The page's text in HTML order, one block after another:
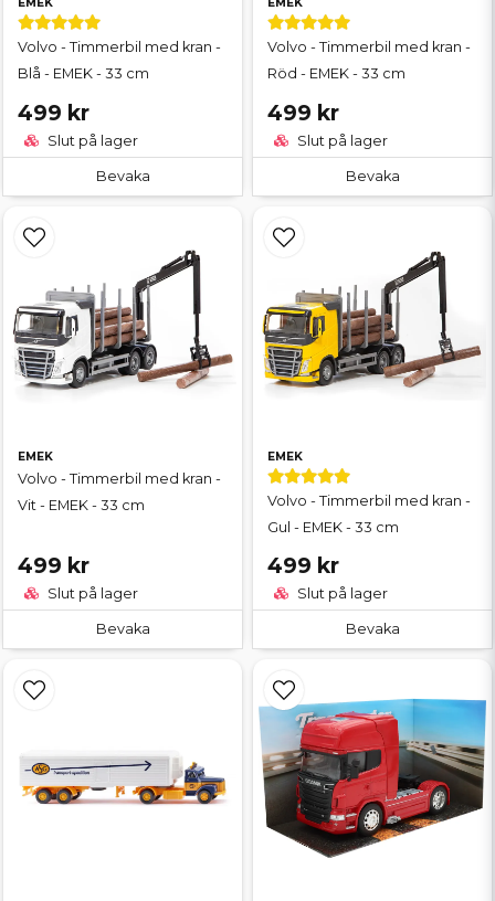
Volvo - Timmerbil med kran -
Blå - EMEK - 33 cm
499 kr
Slut på lager
Bevaka
Volvo - Timmerbil med kran -
Röd - EMEK - 33 cm
499 kr
Slut på lager
Bevaka
EMEK
Volvo - Timmerbil med kran -
Vit - EMEK - 33 cm
499 kr
Slut på lager
Bevaka
EMEK
Volvo - Timmerbil med kran -
Gul - EMEK - 33 cm
499 kr
Slut på lager
Bevaka